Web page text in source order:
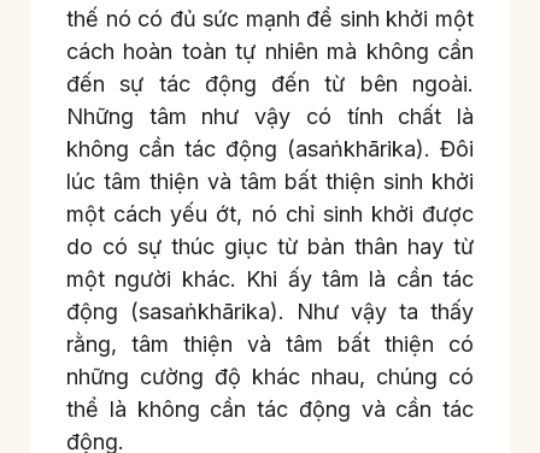
thế nó có đủ sức mạnh để sinh khởi một
cách hoàn toàn tự nhiên mà không cần
đến sự tác động đến từ bên ngoài.
Những tâm như vậy có tính chất là
không cần tác động (asaṅkhārika). Đôi
lúc tâm thiện và tâm bất thiện sinh khởi
một cách yếu ớt, nó chỉ sinh khởi được
do có sự thúc giục từ bản thân hay từ
một người khác. Khi ấy tâm là cần tác
động (sasaṅkhārika). Như vậy ta thấy
rằng, tâm thiện và tâm bất thiện có
những cường độ khác nhau, chúng có
thể là không cần tác động và cần tác
động.